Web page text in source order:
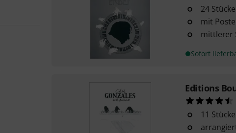
24
mit
mittlerer
Sofort
Editions
11